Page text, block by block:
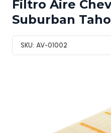
Filtro Aire
Suburban
SKU: AV-01002